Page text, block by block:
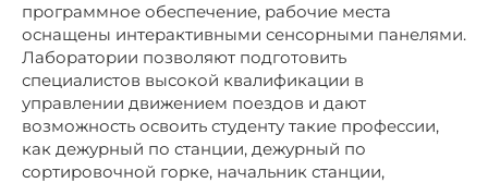
программное обеспечение, рабочие места
оснащены интерактивными сенсорными панелями.
Лаборатории позволяют подготовить
специалистов высокой квалификации в
управлении движением поездов и дают
возможность освоить студенту такие профессии,
как дежурный по станции, дежурный по
сортировочной горке, начальник станции,